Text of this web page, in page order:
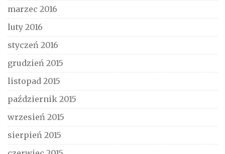
marzec 2016
luty 2016
styczeń 2016
grudzień 2015
listopad 2015
październik 2015
wrzesień 2015
sierpień 2015